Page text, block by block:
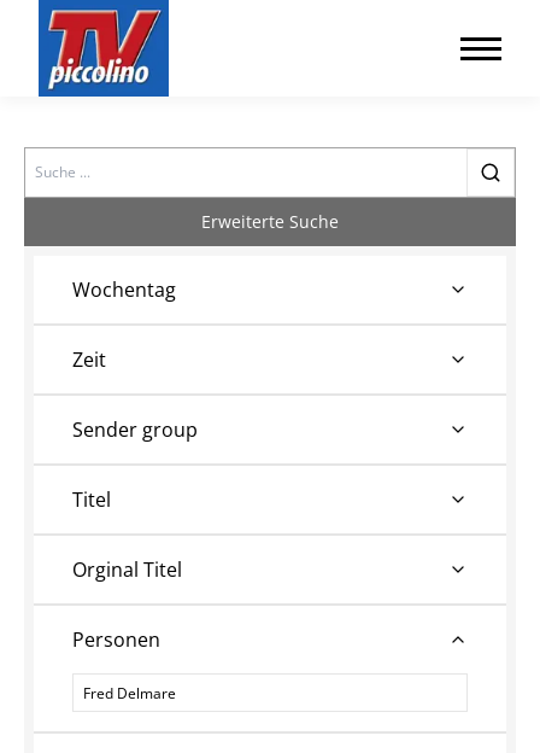
Search
Erweiterte Suche
Wochentag
Zeit
Sender group
Titel
Orginal Titel
Personen
Personen